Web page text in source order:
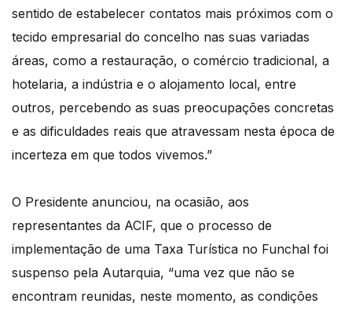
sentido de estabelecer contatos mais próximos com o
tecido empresarial do concelho nas suas variadas
áreas, como a restauração, o comércio tradicional, a
hotelaria, a indústria e o alojamento local, entre
outros, percebendo as suas preocupações concretas
e as dificuldades reais que atravessam nesta época de
incerteza em que todos vivemos.”
O Presidente anunciou, na ocasião, aos
representantes da ACIF, que o processo de
implementação de uma Taxa Turística no Funchal foi
suspenso pela Autarquia, “uma vez que não se
encontram reunidas, neste momento, as condições